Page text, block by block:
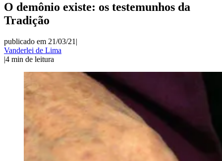
O demônio existe: os testemunhos da
Tradição
publicado em 21/03/21 |
Vanderlei de Lima
|4 min de leitura